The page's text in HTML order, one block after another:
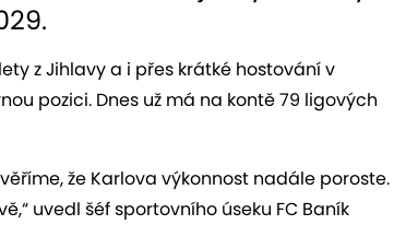
z Jihlavy a i přes krátké hostování v
pozici. Dnes už má na kontě 79 ligových
že Karlova výkonnost nadále poroste.
uvedl šéf sportovního úseku FC Baník